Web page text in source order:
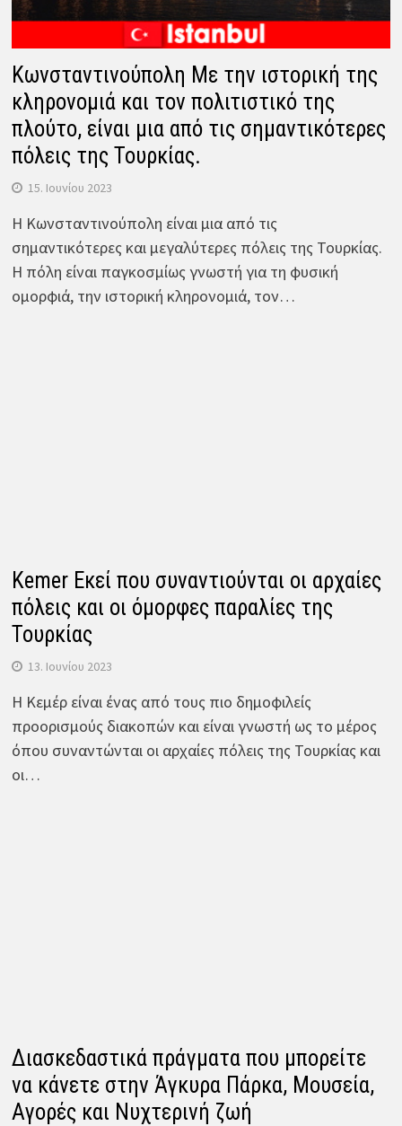
Κωνσταντινούπολη Με την ιστορική της
κληρονομιά και τον πολιτιστικό της
πλούτο, είναι μια από τις σημαντικότερες
πόλεις της Τουρκίας.
15. Ιουνίου 2023
Η Κωνσταντινούπολη είναι μια από τις
σημαντικότερες και μεγαλύτερες πόλεις της Τουρκίας.
Η πόλη είναι παγκοσμίως γνωστή για τη φυσική
ομορφιά, την ιστορική κληρονομιά, τον…
Kemer Εκεί που συναντιούνται οι αρχαίες
πόλεις και οι όμορφες παραλίες της
Τουρκίας
13. Ιουνίου 2023
Η Κεμέρ είναι ένας από τους πιο δημοφιλείς
προορισμούς διακοπών και είναι γνωστή ως το μέρος
όπου συναντώνται οι αρχαίες πόλεις της Τουρκίας και
οι…
Διασκεδαστικά πράγματα που μπορείτε
να κάνετε στην Άγκυρα Πάρκα, Μουσεία,
Αγορές και Νυχτερινή ζωή